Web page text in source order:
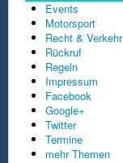
Events
Motorsport
Recht & Verkehr
Rückruf
Regeln
Impressum
Facebook
Google+
Twitter
Termine
mehr Themen